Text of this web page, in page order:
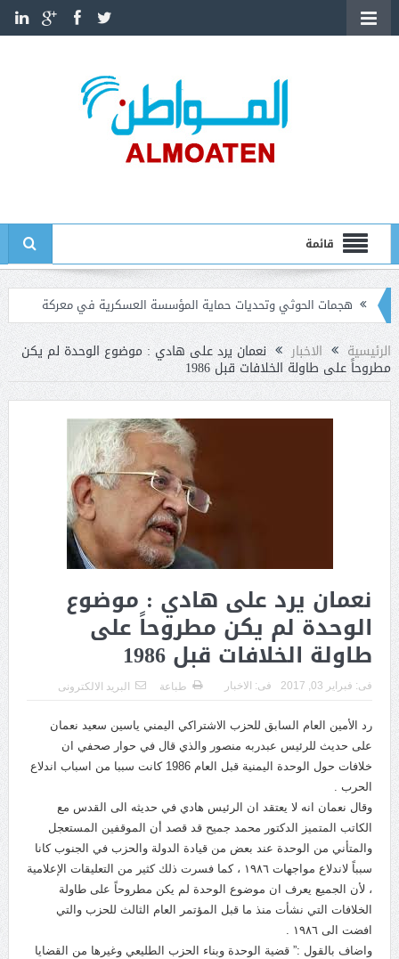
قائمة
هجمات الحوثي وتحديات حماية المؤسسة العسكرية في معركة
استعادة الدولة
مأرب: إسقاط طائرات مسيرة وسط تصعيد لميليشيا الحوثي وتوعد
رئاسي بالرد الحازم
عدن: البنك المركزي يوقف التراخيص الممنوحة لعدد من منشآت
وزارة الدفاع تطلق حملة أمنية شاملة لملاحقة المطلوبين وتعزيز
عشرات القتلى والجرحى في صفوف القوات الحكومية جرى قصف
حوثي استهدف معسكرات في مأرب وحضرموت
اليمن.. القضية التي تتأرجح بين الهامش ومركز الصراع
مخاوف حوثية تدفع الجماعة لإعادة تقييم علاقتها مع سلطنة عُمان
اليمن
مأرب: مقتل وإصابة 11 جندياً في هجمات حوثية وسط تصعيد ميداني
مستمر
جماعة الحوثي تعلن استهداف ناقلة النفط السعودية “وفاء”
وتتوعد بتوسيع الهجمات
الرئيسية الاخبار نعمان يرد على هادي : موضوع الوحدة لم يكن
مطروحاً على طاولة الخلافات قبل 1986
نعمان يرد على هادي : موضوع
الوحدة لم يكن مطروحاً على
طاولة الخلافات قبل 1986
فى: فبراير 03, 2017 فى: الاخبار طباعة البريد الالكترونى
رد الأمين العام السابق للحزب الاشتراكي اليمني ياسين سعيد نعمان
على حديث للرئيس عبدربه منصور والذي قال في حوار صحفي ان
خلافات حول الوحدة اليمنية قبل العام 1986 كانت سببا من اسباب اندلاع
الحرب .
وقال نعمان انه لا يعتقد ان الرئيس هادي في حديثه الى القدس مع
الكاتب المتميز الدكتور محمد جميح قد قصد أن الموقفين المستعجل
والمتأني من الوحدة عند بعض من قيادة الدولة والحزب في الجنوب كانا
سبباً لاندلاع مواجهات ١٩٨٦ ، كما فسرت ذلك كثير من التعليقات الإعلامية
، لأن الجميع يعرف ان موضوع الوحدة لم يكن مطروحاً على طاولة
الخلافات التي نشأت منذ ما قبل المؤتمر العام الثالث للحزب والتي
افضت الى ١٩٨٦ .
واضاف بالقول :” قضية الوحدة وبناء الحزب الطليعي وغيرها من القضايا